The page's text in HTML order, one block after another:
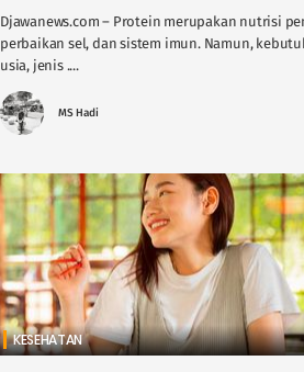
Djawanews.com – Protein merupakan nutrisi
perbaikan sel, dan sistem imun. Namun,
usia, jenis ....
MS Hadi
KESEHATAN